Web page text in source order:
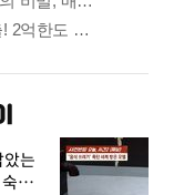
는
박업